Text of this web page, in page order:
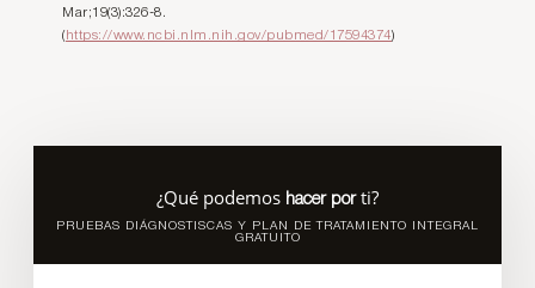
Mar;19(3):326-8.
( https://www.ncbi.nlm.nih.gov/pubmed/17594374)
¿Qué podemos hacer porti?
PRUEBAS DIÁGNOSTISCAS Y PLAN DE TRATAMIENTO INTEGRAL
GRATUITO